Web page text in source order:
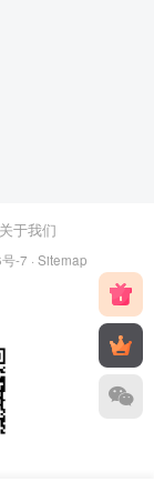
关于我们
-7 · Sitemap